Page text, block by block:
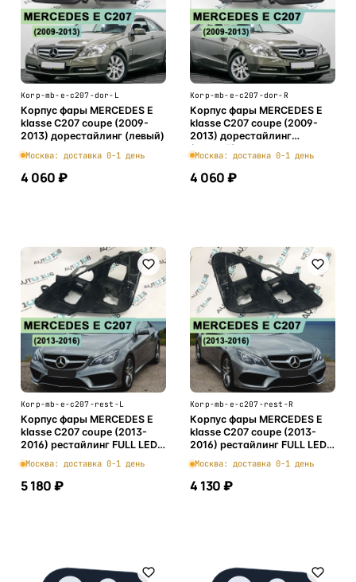
Korp-mb-e-c207-dor-L
Корпус фары MERCEDES E
klasse C207 coupe (2009-
2013) дорестайлинг (левый)
Москва: доставка 0-1 день
4 060 ₽
Korp-mb-e-c207-dor-R
Корпус фары MERCEDES E
klasse C207 coupe (2009-
2013) дорестайлинг
(правый)
Москва: доставка 0-1 день
4 060 ₽
Korp-mb-e-c207-rest-L
Корпус фары MERCEDES E
klasse C207 coupe (2013-
2016) рестайлинг FULL LED
(левый)
Москва: доставка 0-1 день
5 180 ₽
Korp-mb-e-c207-rest-R
Корпус фары MERCEDES E
klasse C207 coupe (2013-
2016) рестайлинг FULL LED
(правый)
Москва: доставка 0-1 день
4 130 ₽